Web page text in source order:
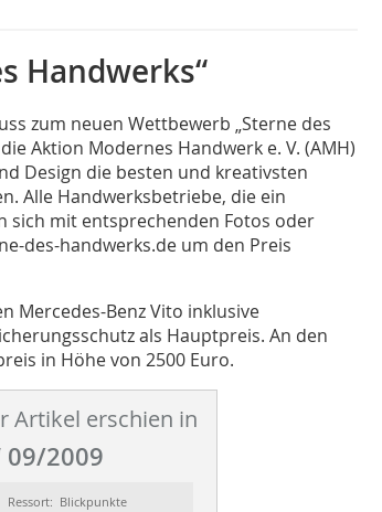
Handwerks“
zum neuen Wettbewerb „Sterne des
Aktion Modernes Handwerk e. V. (AMH)
Design die besten und kreativsten
Alle Handwerksbetriebe, die ein
sich mit entsprechenden Fotos oder
des-handwerks.de um den Preis
Mercedes-Benz Vito inklusive
als Hauptpreis. An den
in Höhe von 2500 Euro.
Artikel erschien in
09/2009
Ressort: Blickpunkte